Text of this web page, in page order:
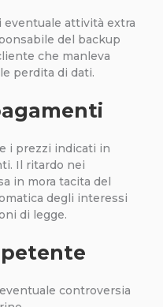
eventuale attività extra
del backup
che manleva
perdita di dati.
i prezzi indicati in
Il ritardo nei
in mora tacita del
degli interessi
di legge.
controversia